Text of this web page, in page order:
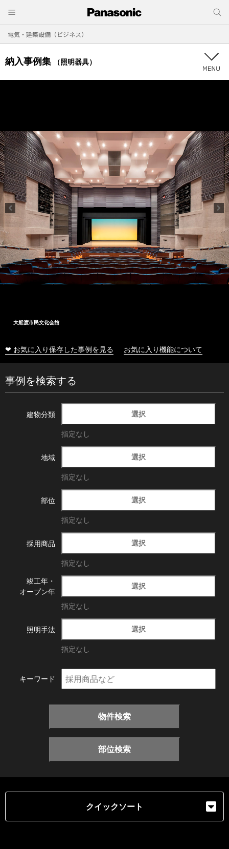
電気・建築設備（ビジネス）
納入事例集 （照明器具）
大船渡市民文化会館
❤ お気に入り保存した事例を見る お気に入り機能について
事例を検索する
建物分類 選択
指定なし
地域 選択
指定なし
部位 選択
指定なし
採用商品 選択
指定なし
竣工年・
オープン年
選択
指定なし
照明手法 選択
指定なし
キーワード
物件検索
部位検索
クイックソート